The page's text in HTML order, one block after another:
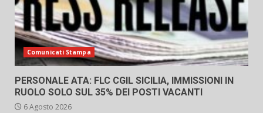
Comunicati Stampa
PERSONALE ATA: FLC CGIL SICILIA, IMMISSIONI IN
RUOLO SOLO SUL 35% DEI POSTI VACANTI
6 Agosto 2026